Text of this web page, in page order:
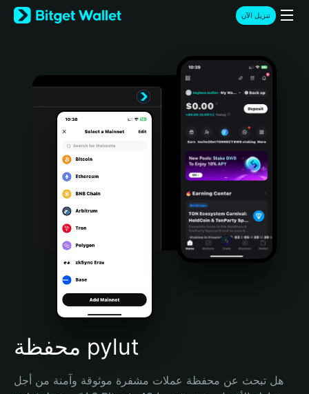
English
日本語
Türkçe
Português (Portugal)
Bahasa Indonesia
Português (Brasil)
Español (Argentina)
تنزيل الآن
محفظة pylut
هل تبحث عن محفظة عملات مشفرة موثوقة وآمنة من أجل